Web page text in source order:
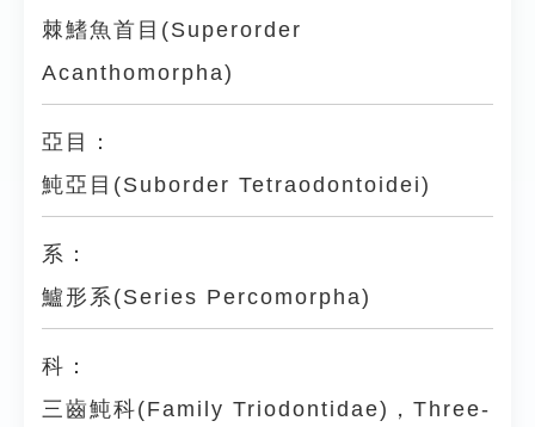
棘鰭魚首目(Superorder
Acanthomorpha)
亞目：
魨亞目(Suborder Tetraodontoidei)
系：
鱸形系(Series Percomorpha)
科：
三齒魨科(Family Triodontidae)，Three-